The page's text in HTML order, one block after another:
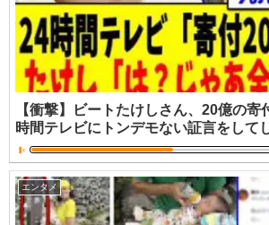
【衝撃】ビートたけしさん、20億の寄
時間テレビにトンデモない証言をして
エンタメ